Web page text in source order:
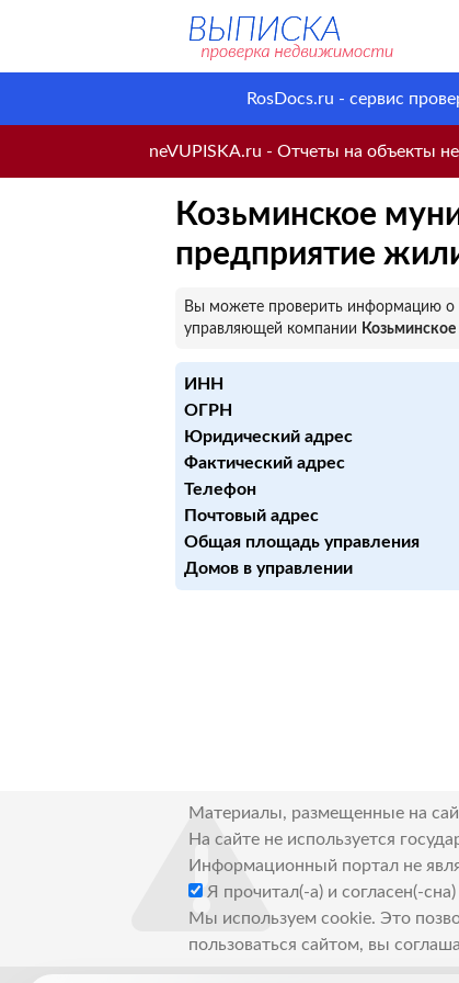
RosDocs.ru - сервис
neVUPISKA.ru - Отчеты на объекты
Козьминское
предприятие
Вы можете проверить информацию о
управляющей компании
ИНН
ОГРН
Юридический адрес
Фактический адрес
Телефон
Почтовый адрес
Общая площадь управления
Домов в управлении
Материалы, размещенные на
На сайте не используется
Информационный портал не
Я прочитал(-а) и согласен(-сна)
Мы используем cookie. Это
пользоваться сайтом, вы